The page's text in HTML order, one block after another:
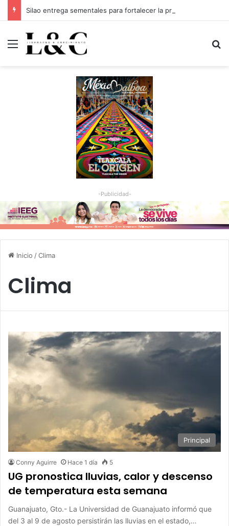
Menu
-Publicidad-
Inicio /Clima
Clima
Principal
Conny Aguirre Hace 1 día 5
UG pronostica lluvias, calor y descenso
de temperatura esta semana
Guanajuato, Gto.- La Universidad de Guanajuato informó que
del 3 al 9 de agosto persistirán las lluvias en el estado,…